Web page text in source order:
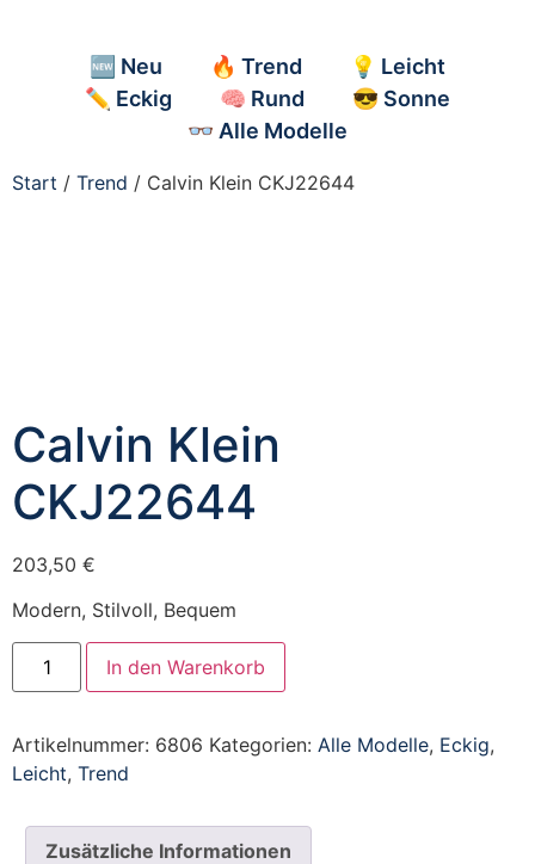
🆕 Neu 🔥 Trend
💡 Leicht
✏️ Eckig
🧠 Rund
😎 Sonne
👓 Alle Modelle
Start / Trend / Calvin Klein CKJ22644
Calvin Klein
CKJ22644
203,50 €
Modern, Stilvoll, Bequem
In den Warenkorb
Artikelnummer: 6806 Kategorien: Alle Modelle, Eckig,
Leicht, Trend
Zusätzliche Informationen